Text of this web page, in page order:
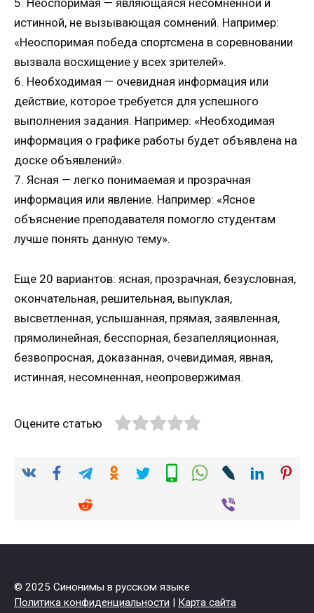
истинной, не вызывающая сомнений. Например:
«Неоспоримая победа спортсмена в соревновании
вызвала восхищение у всех зрителей».
6. Необходимая — очевидная информация или
действие, которое требуется для успешного
выполнения задания. Например: «Необходимая
информация о графике работы будет объявлена на
доске объявлений».
7. Ясная — легко понимаемая и прозрачная
информация или явление. Например: «Ясное
объяснение преподавателя помогло студентам
лучше понять данную тему».
Еще 20 вариантов: ясная, прозрачная, безусловная,
окончательная, решительная, выпуклая,
высветленная, услышанная, прямая, заявленная,
прямолинейная, бесспорная, безапелляционная,
безвопросная, доказанная, очевидимая, явная,
истинная, несомненная, неопровержимая.
Оцените статью
© 2025 Синонимы в русском языке
Политика конфиденциальности | Карта сайта